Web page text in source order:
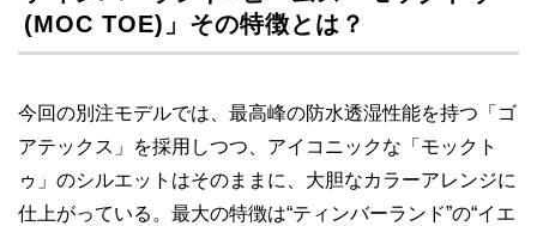
(MOC TOE)」その特徴とは？
今回の別注モデルでは、最高峰の防水透湿性能を持つ「ゴ
アテックス」を採用しつつ、アイコニックな「モックト
ゥ」のシルエットはそのままに、大胆なカラーアレンジに
仕上がっている。最大の特徴は“ティンバーランド”の“イエ